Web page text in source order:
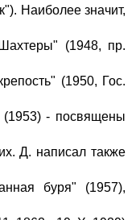
Наиболее значит,
(1948, пр.
(1950, Гос.
(1953) - посвящены
Д. написал также
буря" (1957),